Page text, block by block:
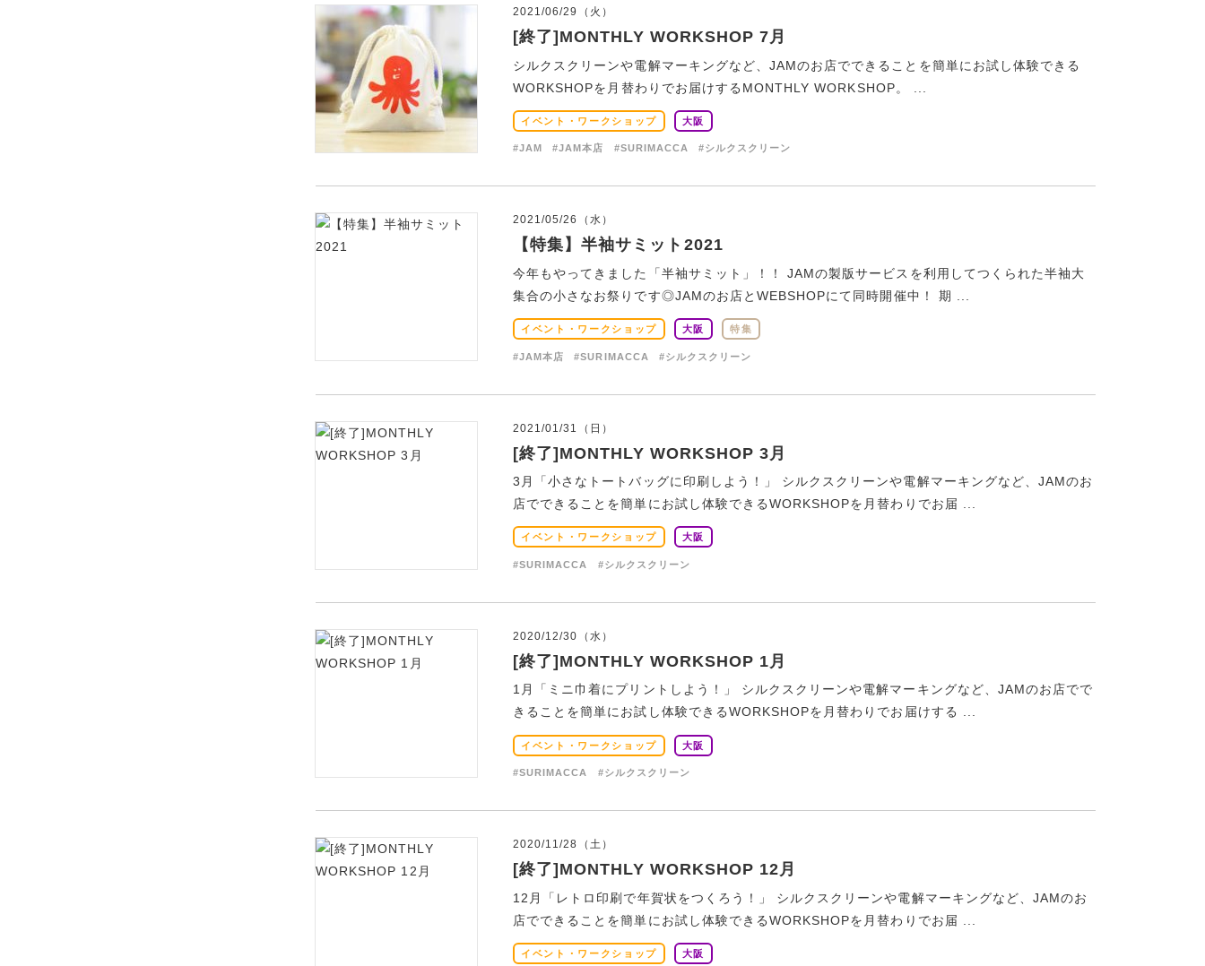
2021/06/29（火）
[終了]MONTHLY WORKSHOP 7月
シルクスクリーンや電解マーキングなど、JAMのお店でできることを簡単にお試し体験できる
WORKSHOPを月替わりでお届けするMONTHLY WORKSHOP。 ...
イベント・ワークショップ 大阪
#JAM #JAM本店 #SURIMACCA #シルクスクリーン
2021/05/26（水）
【特集】半袖サミット2021
今年もやってきました「半袖サミット」！！ JAMの製版サービスを利用してつくられた半袖大
集合の小さなお祭りです◎JAMのお店とWEBSHOPにて同時開催中！ 期 ...
イベント・ワークショップ 大阪 特集
#JAM本店 #SURIMACCA #シルクスクリーン
2021/01/31（日）
[終了]MONTHLY WORKSHOP 3月
3月「小さなトートバッグに印刷しよう！」 シルクスクリーンや電解マーキングなど、JAMのお
店でできることを簡単にお試し体験できるWORKSHOPを月替わりでお届 ...
イベント・ワークショップ 大阪
#SURIMACCA #シルクスクリーン
2020/12/30（水）
[終了]MONTHLY WORKSHOP 1月
1月「ミニ巾着にプリントしよう！」 シルクスクリーンや電解マーキングなど、JAMのお店でで
きることを簡単にお試し体験できるWORKSHOPを月替わりでお届けする ...
イベント・ワークショップ 大阪
#SURIMACCA #シルクスクリーン
2020/11/28（土）
[終了]MONTHLY WORKSHOP 12月
12月「レトロ印刷で年賀状をつくろう！」 シルクスクリーンや電解マーキングなど、JAMのお
店でできることを簡単にお試し体験できるWORKSHOPを月替わりでお届 ...
イベント・ワークショップ 大阪